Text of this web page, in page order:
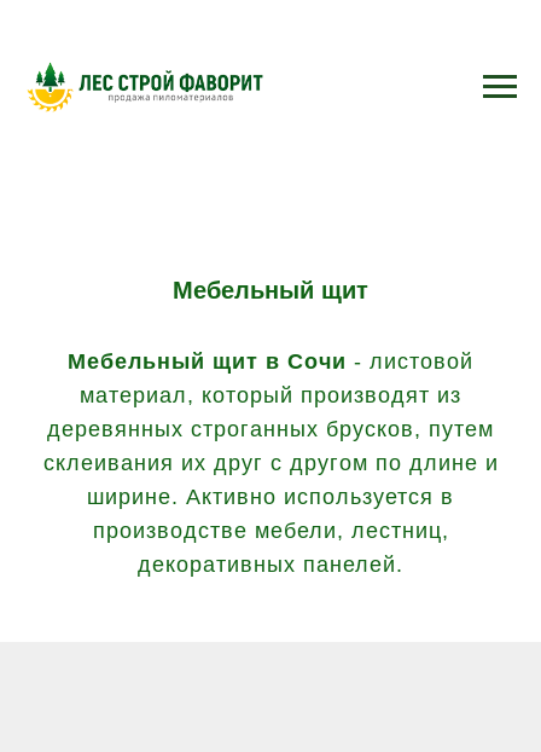
Мебельный щит
Мебельный щит в Сочи - листовой
материал, который производят из
деревянных строганных брусков, путем
склеивания их друг с другом по длине и
ширине. Активно используется в
производстве мебели, лестниц,
декоративных панелей.